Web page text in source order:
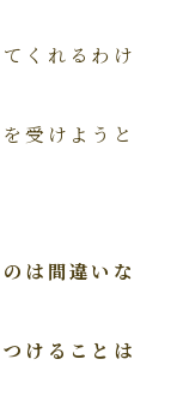
くれるわけ
受けようと
は間違いな
けることは